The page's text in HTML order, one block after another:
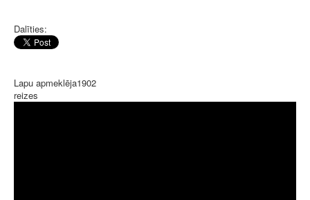
Dalīties:
Lapu apmeklēja1902
reizes